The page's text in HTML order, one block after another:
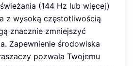
(144 Hz lub więcej)
z wysoką częstotliwością
znacznie zmniejszyć
Zapewnienie środowiska
pozwala Twojemu